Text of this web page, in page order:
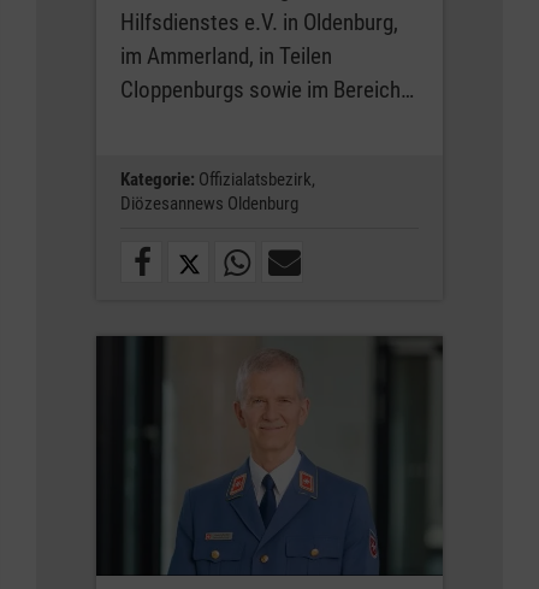
Hilfsdienstes e.V. in Oldenburg,
im Ammerland, in Teilen
Cloppenburgs sowie im Bereich…
Kategorie: Offizialatsbezirk,
Diözesannews Oldenburg